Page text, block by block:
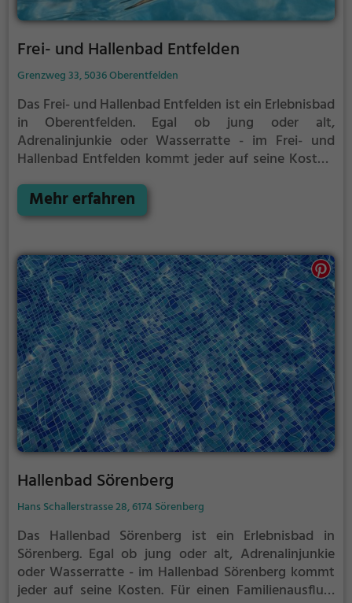
Frei- und Hallenbad Entfelden
Grenzweg 33, 5036 Oberentfelden
Das Frei- und Hallenbad Entfelden ist ein Erlebnisbad
in Oberentfelden. Egal ob jung oder alt,
Adrenalinjunkie oder Wasserratte - im Frei- und
Hallenbad Entfelden kommt jeder auf seine Kosten.
oder einfach mit Freunden ist das Frei- und
Hallenbad Entfelden genau die richtige Adresse.
Mehr erfahren
Hallenbad Sörenberg
Hans Schallerstrasse 28, 6174 Sörenberg
Das Hallenbad Sörenberg ist ein Erlebnisbad in
Sörenberg. Egal ob jung oder alt, Adrenalinjunkie
oder Wasserratte - im Hallenbad Sörenberg kommt
jeder auf seine Kosten. Für einen Familienausflug,